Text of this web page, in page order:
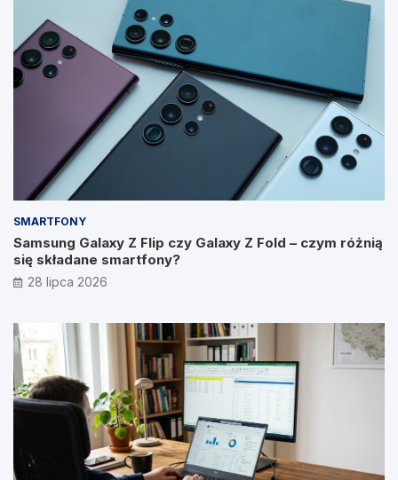
SMARTFONY
Samsung Galaxy Z Flip czy Galaxy Z Fold – czym różnią
się składane smartfony?
28 lipca 2026